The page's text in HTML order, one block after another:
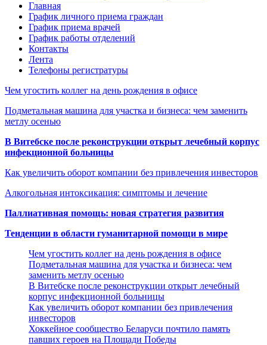
Главная
График личного приема граждан
График приема врачей
График работы отделений
Контакты
Лента
Телефоны регистратуры
Чем угостить коллег на день рождения в офисе
Подметальная машина для участка и бизнеса: чем заменить
метлу осенью
В Витебске после реконструкции открыт лечебный корпус
инфекционной больницы
Как увеличить оборот компании без привлечения инвесторов
Алкогольная интоксикация: симптомы и лечение
Паллиативная помощь: новая стратегия развития
Тенденции в области гуманитарной помощи в мире
Чем угостить коллег на день рождения в офисе
Подметальная машина для участка и бизнеса: чем
заменить метлу осенью
В Витебске после реконструкции открыт лечебный
корпус инфекционной больницы
Как увеличить оборот компании без привлечения
инвесторов
Хоккейное сообщество Беларуси почтило память
павших героев на Площади Победы